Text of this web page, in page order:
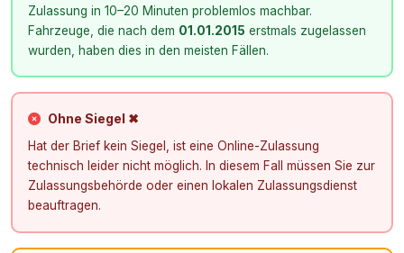
Zulassung in 10–20 Minuten problemlos machbar.
Fahrzeuge, die nach dem 01.01.2015 erstmals zugelassen
wurden, haben dies in den meisten Fällen.
Ohne Siegel ✖
Hat der Brief kein Siegel, ist eine Online-Zulassung
technisch leider nicht möglich. In diesem Fall müssen Sie zur
Zulassungsbehörde oder einen lokalen Zulassungsdienst
beauftragen.